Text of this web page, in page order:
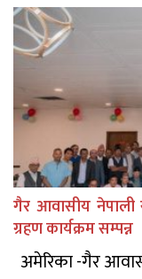
गैर आवासीय नेपाली
ग्रहण कार्यक्रम सम्पन्न
अमेरिका -गैर